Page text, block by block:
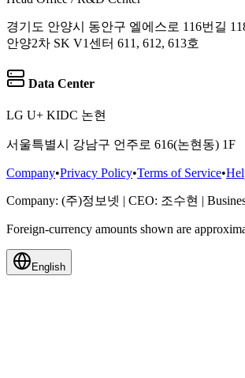
경기도 안양시 동안구 엘에스로 116번길
안양2차 SK V1센터 611, 612, 613호
Data Center
LG U+ KIDC 논현
서울특별시 강남구 언주로 616(논현동) 1F
Company•Privacy Policy•Terms of Service•
Company: (주)정보넷 | CEO: 조수현 |
Foreign-currency amounts shown are
English